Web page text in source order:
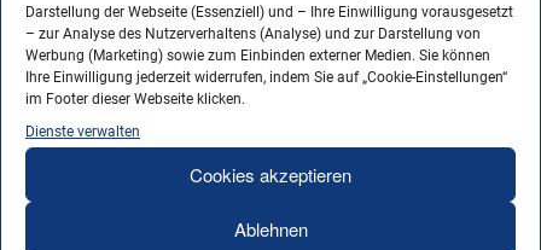
Darstellung der Webseite (Essenziell) und – Ihre Einwilligung vorausgesetzt
– zur Analyse des Nutzerverhaltens (Analyse) und zur Darstellung von
Werbung (Marketing) sowie zum Einbinden externer Medien. Sie können
Ihre Einwilligung jederzeit widerrufen, indem Sie auf „Cookie-Einstellungen“
im Footer dieser Webseite klicken.
Dienste verwalten
Cookies akzeptieren
Ablehnen
← Vorheriges Nächstes →